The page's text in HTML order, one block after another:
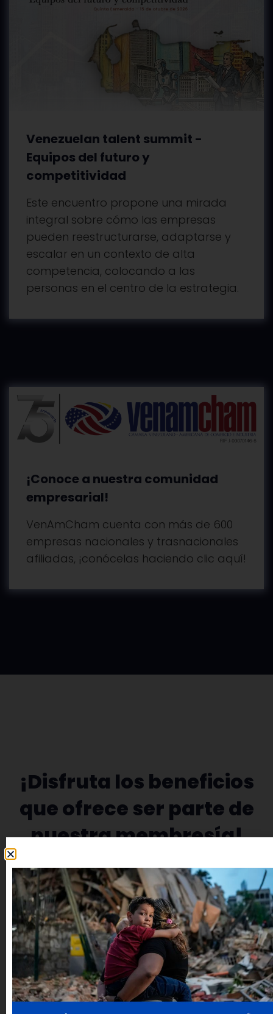
¡Conoce a nuestra comunidad
empresarial!
VenAmCham cuenta con más de 600
empresas nacionales y trasnacionales
afiliadas, ¡conócelas haciendo clic aquí!
Venezuelan talent summit -
Equipos del futuro y
competitividad
Este encuentro propone una mirada
integral sobre cómo las empresas
pueden reestructurarse, adaptarse y
escalar en un contexto de alta
competencia, colocando a las
personas en el centro de la estrategia.
¡Disfruta los beneficios
que ofrece ser parte de
nuestra membresía!
Ser parte de nuestra comunidad
empresarial les ofrece a nuestros afiliados
la posibilidad de disfrutar de diferentes
beneficios, productos y servicios exclusivos
que potencian sus resultados.
Oportunidades de networking